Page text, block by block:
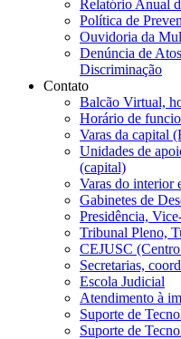
Relatório Anual
Política de
Ouvidoria da
Denúncia de
Discriminação
Contato
Balcão Virtual,
Horário de
Varas da capital
Unidades de
(capital)
Varas do interior
Gabinetes de
Presidência,
Tribunal Pleno,
CEJUSC
Secretarias,
Escola Judicial
Atendimento à
Suporte de
Suporte de